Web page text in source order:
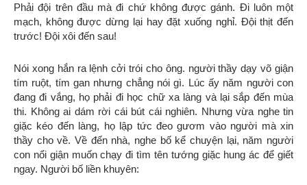
Phải đội trên đầu mà đi chứ không được gánh. Đi luôn một
mạch, không được dừng lại hay đặt xuống nghỉ. Đội thịt đến
trước! Đội xôi đến sau!
Nói xong hắn ra lệnh cởi trói cho ông. người thầy dạy võ giận
tím ruột, tím gan nhưng chẳng nói gì. Lúc ấy năm người con
đang đi vắng, họ phải đi học chữ xa làng và lại sắp đến mùa
thi. Không ai dám rời cái bút cái nghiên. Nhưng vừa nghe tin
giặc kéo đến làng, họ lập tức đeo gươm vào người mà xin
thầy cho về. Về đến nhà, nghe bố kể chuyện lại, năm người
con nổi giận muốn chạy đi tìm tên tướng giặc hung ác để giết
ngay. Người bố liền khuyên: